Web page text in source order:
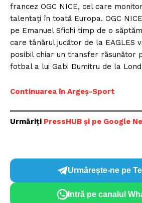
francez OGC NICE, cel care
talentați în toată Europa. OGC
pe Emanuel Sfichi timp de o
care tânărul jucător de la EAGLES
posibil chiar un transfer răsunător
fotbal a lui Gabi Dumitru de la
Continuarea în Argeș-Sport
Urmăriți PressHUB și pe Google
Urmărește-ne pe
Intră pe canalul